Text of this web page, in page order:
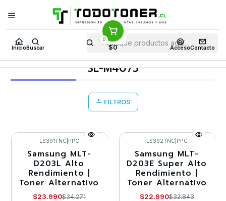
Inicio Buscar
0
$0 AccesoContacto
Puedes Elegir: Comprar enTienda· Despachoa Todo Chile · Retiro en
Tienda en24 Horas
Inicio Toner y tambor Toner Alternativo SAMSUNG
Equipos SAMSUNG
SL-M4075
FILTROS
-30%
Agotado
LS391TNC| PPC
Samsung MLT-
D203L Alto
Rendimiento |
Toner Alternativo
$23.990$34.271
-30%
Agotado
LS392TNC| PPC
Samsung MLT-
D203E Super Alto
Rendimiento |
Toner Alternativo
$22.990$32.843